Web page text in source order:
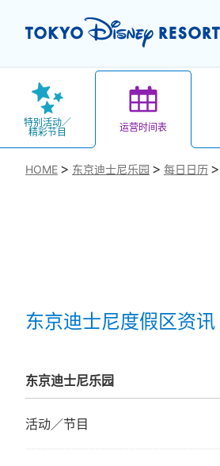
特别活动／
精彩节目
运营时间表
HOME 东京迪士尼乐园 每日日历
东京迪士尼度假区资讯
东京迪士尼乐园
活动／节目